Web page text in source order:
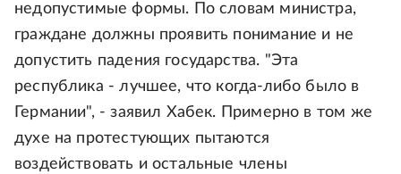
недопустимые формы. По словам министра,
граждане должны проявить понимание и не
допустить падения государства. "Эта
республика - лучшее, что когда-либо было в
Германии", - заявил Хабек. Примерно в том же
духе на протестующих пытаются
воздействовать и остальные члены